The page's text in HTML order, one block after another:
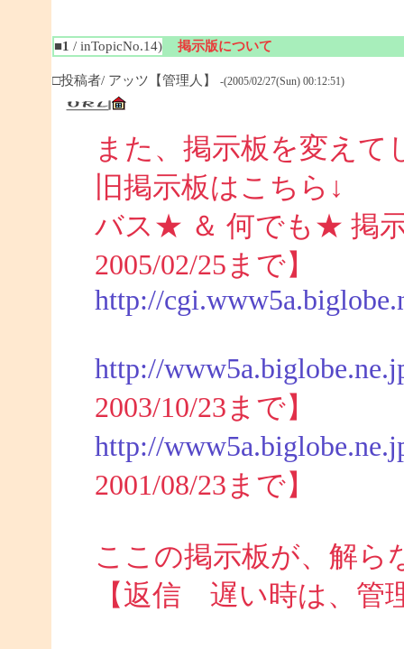
■1 / inTopicNo.14) 掲示版について
□投稿者/ アッツ【管理人】 -(2005/02/27(Sun) 00:12:51)
また、掲示板を変えて
旧掲示板はこちら↓
バス★ ＆ 何でも★ 掲示
2005/02/25まで】
http://
http://
2003/10/23まで】
http://
2001/08/23まで】
ここの掲示板が、解
【返信 遅い時は、管